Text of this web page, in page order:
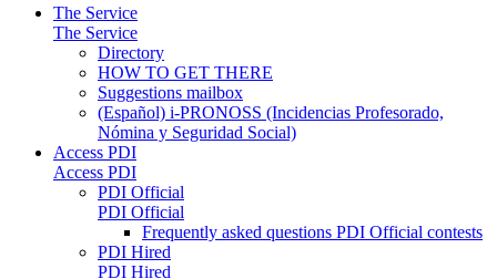
The Service
The Service
Directory
HOW TO GET THERE
Suggestions mailbox
(Español) i-PRONOSS (Incidencias Profesorado,
Nómina y Seguridad Social)
Access PDI
Access PDI
PDI Official
PDI Official
Frequently asked questions PDI Official contests
PDI Hired
PDI Hired